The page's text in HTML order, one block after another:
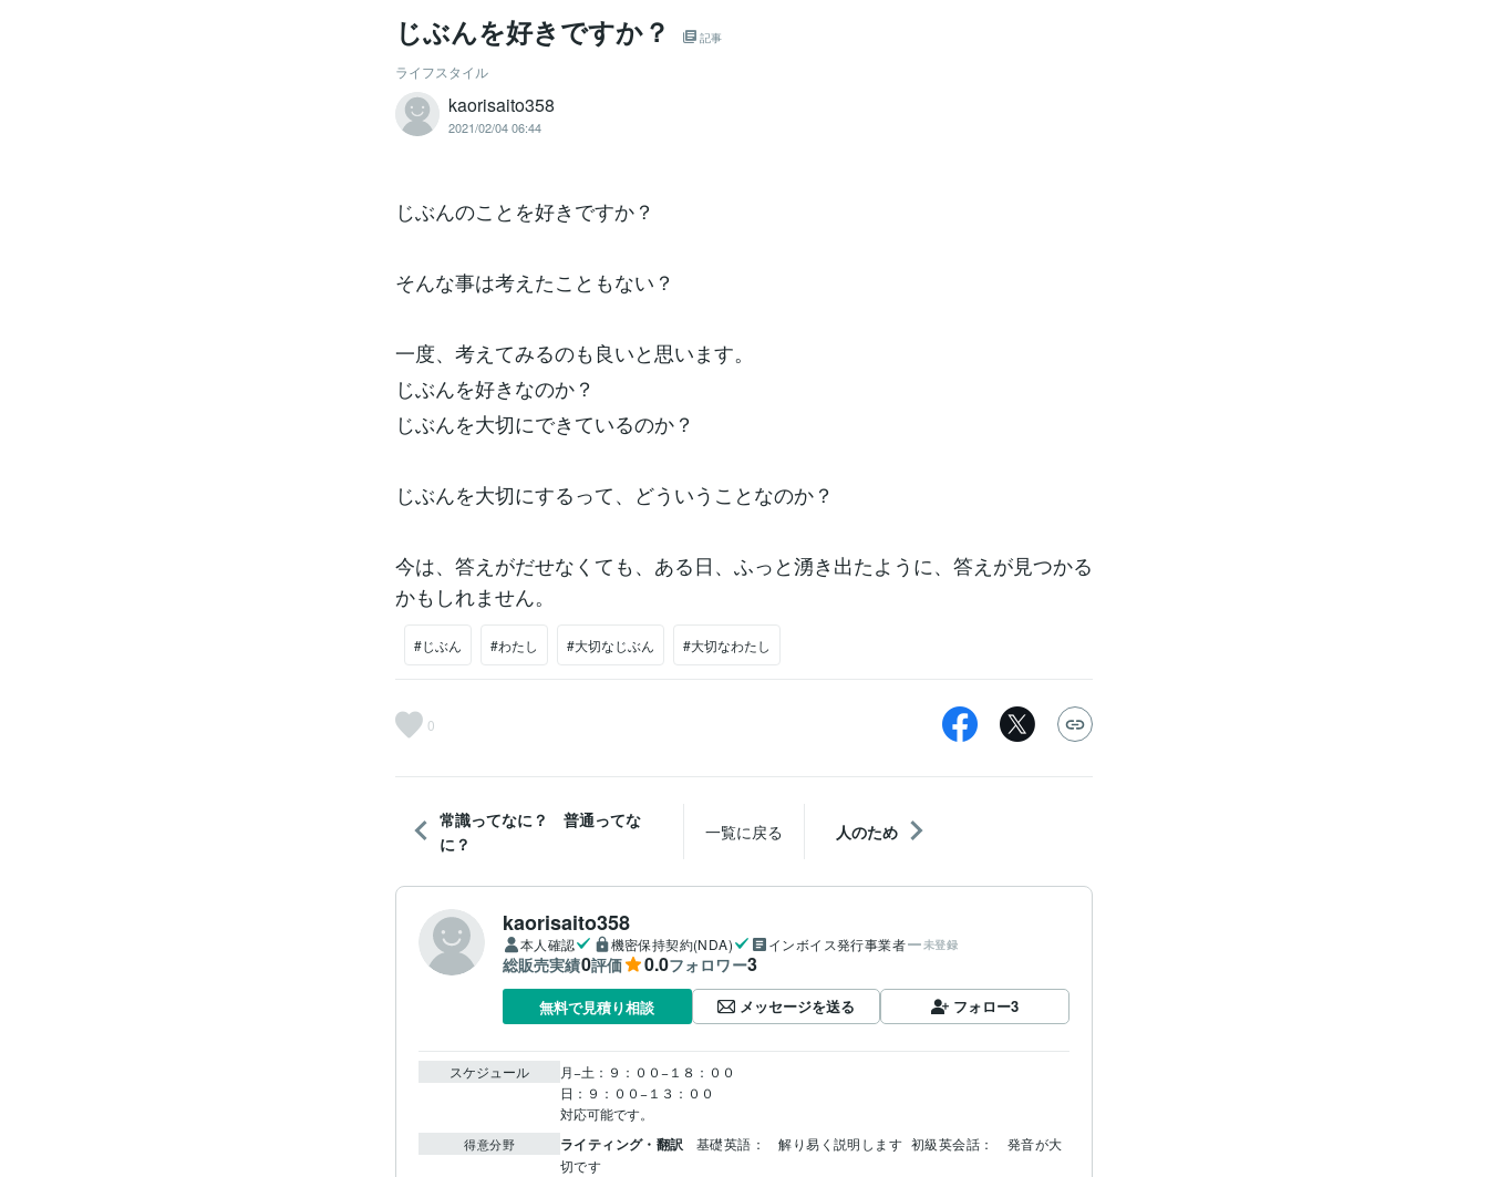
じぶんを好きですか？ 記事
ライフスタイル
kaorisaito358
2021/02/04 06:44
じぶんのことを好きですか？
そんな事は考えたこともない？
一度、考えてみるのも良いと思います。
じぶんを好きなのか？
じぶんを大切にできているのか？
じぶんを大切にするって、どういうことなのか？
今は、答えがだせなくても、ある日、ふっと湧き出たように、答えが見つかる
かもしれません。
#じぶん #わたし #大切なじぶん #大切なわたし
0
常識ってなに？ 普通ってな
に？
一覧に戻る 人のため
kaorisaito358
本人確認 機密保持契約(NDA) インボイス発行事業者 未登録
総販売実績0評価 0.0フォロワー3
無料で見積り相談 メッセージを送る フォロー3
スケジュール
月−土：９：００−１８：００
日：９：００−１３：００
対応可能です。
得意分野 ライティング・翻訳 基礎英語：　解り易く説明します 初級英会話：　発音が大
切です